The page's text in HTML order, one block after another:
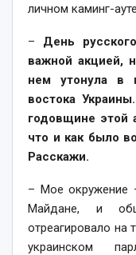
личном каминг-
– День
важной акцией,
нем утонула в
востока
годовщине этой
что и как было
Расскажи.
– Мое окружение
Майдане, и
отреагировало на
украинском